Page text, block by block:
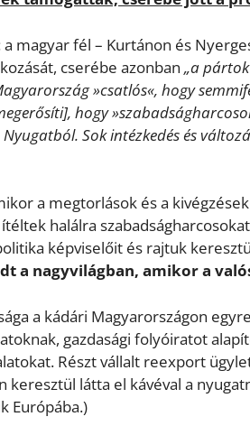
magyar fél – Kurtánon és
cserébe azonban „a
»csatlós«, hogy
hogy
Sok intézkedés és
a megtorlások és a
halálra
képviselőit és rajtuk
a nagyvilágban, amikor a
a kádári Magyarországon
gazdasági folyóiratot
Részt vállalt reexport
keresztül látta el kávéval a
Európába.)